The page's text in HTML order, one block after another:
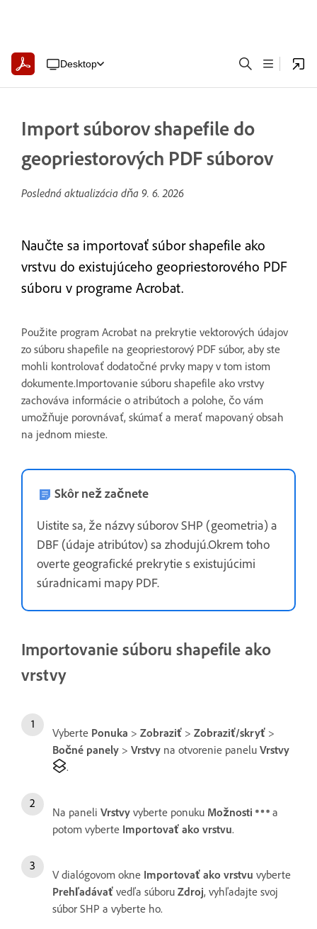
Desktop
Import súborov shapefile do
geopriestorových PDF súborov
Posledná aktualizácia dňa 9. 6. 2026
Naučte sa importovať súbor shapefile ako
vrstvu do existujúceho geopriestorového PDF
súboru v programe Acrobat.
Použite program Acrobat na prekrytie vektorových údajov
zo súboru shapefile na geopriestorový PDF súbor, aby ste
mohli kontrolovať dodatočné prvky mapy v tom istom
dokumente.Importovanie súboru shapefile ako vrstvy
zachováva informácie o atribútoch a polohe, čo vám
umožňuje porovnávať, skúmať a merať mapovaný obsah
na jednom mieste.
Skôr než začnete
Uistite sa, že názvy súborov SHP (geometria) a
DBF (údaje atribútov) sa zhodujú.Okrem toho
overte geografické prekrytie s existujúcimi
súradnicami mapy PDF.
Importovanie súboru shapefile ako
vrstvy
Vyberte Ponuka > Zobraziť > Zobraziť/skryť >
Bočné panely > Vrstvy na otvorenie panelu Vrstvy
.
Na paneli Vrstvy vyberte ponuku Možnosti
a
potom vyberte Importovať ako vrstvu.
V dialógovom okne Importovať ako vrstvu vyberte
Prehľadávať vedľa súboru Zdroj, vyhľadajte svoj
súbor SHP a vyberte ho.